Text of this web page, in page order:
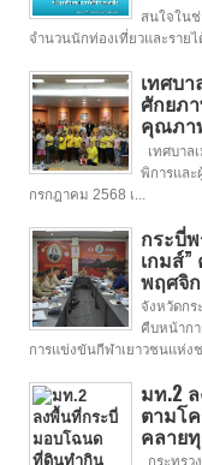
สนใจในช่
จำนวนนักท่องเที่ยวและรายไ
เทศบ
ศักยภ
คุณภา
เทศบาล
พิการแล
กรกฎาคม 2568 เ...
กระบี่
เกมส์
พฤศจิ
จังหวัดกร
คืบหน้ากา
การแข่งขันกีฬาเยาวชนแห่งช
มท.2
ตามโ
คลาย
กระทรว